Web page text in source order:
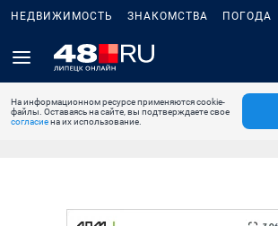
НЕДВИЖИМОСТЬ ЗНАКОМСТВА ПОГОДА
На информационном ресурсе применяются cookie-
файлы. Оставаясь на сайте, вы подтверждаете свое
согласиена их использование.